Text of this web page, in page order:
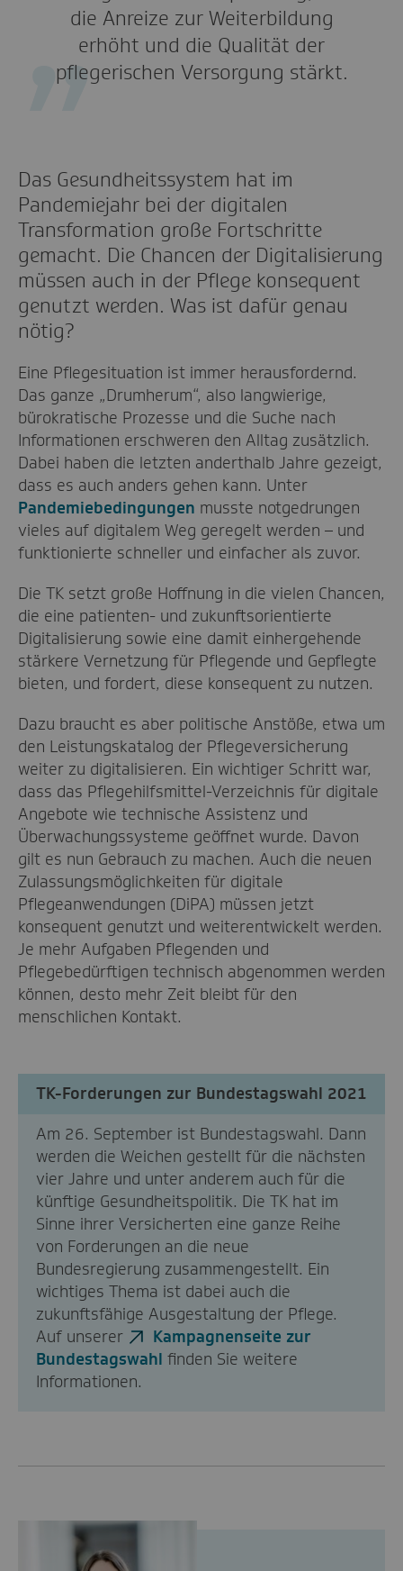
die Anreize zur Weiterbildung
erhöht und die Qualität der
pflegerischen Versorgung stärkt.
Das Gesundheitssystem hat im
Pandemiejahr bei der digitalen
Transformation große Fortschritte
gemacht. Die Chancen der Digitalisierung
müssen auch in der Pflege konsequent
genutzt werden. Was ist dafür genau
nötig?
Eine Pflegesituation ist immer herausfordernd.
Das ganze „Drumherum“, also langwierige,
bürokratische Prozesse und die Suche nach
Informationen erschweren den Alltag zusätzlich.
Dabei haben die letzten anderthalb Jahre gezeigt,
dass es auch anders gehen kann. Unter
Pandemiebedingungen musste notgedrungen
vieles auf digitalem Weg geregelt werden – und
funktionierte schneller und einfacher als zuvor.
Die TK setzt große Hoffnung in die vielen Chancen,
die eine patienten- und zukunftsorientierte
Digitalisierung sowie eine damit einhergehende
stärkere Vernetzung für Pflegende und Gepflegte
bieten, und fordert, diese konsequent zu nutzen.
Dazu braucht es aber politische Anstöße, etwa um
den Leistungskatalog der Pflegeversicherung
weiter zu digitalisieren. Ein wichtiger Schritt war,
dass das Pflegehilfsmittel-Verzeichnis für digitale
Angebote wie technische Assistenz und
Überwachungssysteme geöffnet wurde. Davon
gilt es nun Gebrauch zu machen. Auch die neuen
Zulassungsmöglichkeiten für digitale
Pflegeanwendungen (DiPA) müssen jetzt
konsequent genutzt und weiterentwickelt werden.
Je mehr Aufgaben Pflegenden und
Pflegebedürftigen technisch abgenommen werden
können, desto mehr Zeit bleibt für den
menschlichen Kontakt.
TK-Forderungen zur Bundestagswahl 2021
Am 26. September ist Bundestagswahl. Dann
werden die Weichen gestellt für die nächsten
vier Jahre und unter anderem auch für die
künftige Gesundheitspolitik. Die TK hat im
Sinne ihrer Versicherten eine ganze Reihe
von Forderungen an die neue
Bundesregierung zusammengestellt. Ein
wichtiges Thema ist dabei auch die
zukunftsfähige Ausgestaltung der Pflege.
Auf unserer
Kampagnenseite zur
Bundestagswahl finden Sie weitere
Informationen.